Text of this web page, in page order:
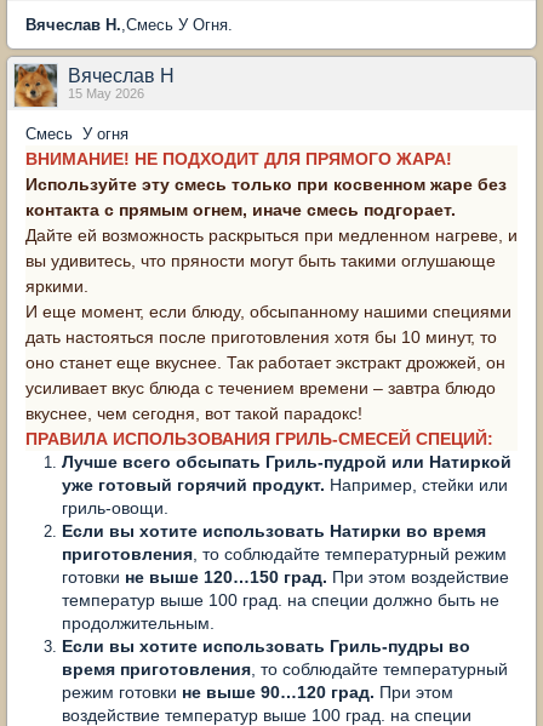
Вячеслав Н. ,Смесь У Огня.
Вячеслав Н
15 May 2026
Смесь У огня
ВНИМАНИЕ! НЕ ПОДХОДИТ ДЛЯ ПРЯМОГО ЖАРА!
Используйте эту смесь только при косвенном жаре без
контакта с прямым огнем, иначе смесь подгорает.
Дайте ей возможность раскрыться при медленном нагреве, и
вы удивитесь, что пряности могут быть такими оглушающе
яркими.
И еще момент, если блюду, обсыпанному нашими специями
дать настояться после приготовления хотя бы 10 минут, то
оно станет еще вкуснее. Так работает экстракт дрожжей, он
усиливает вкус блюда с течением времени – завтра блюдо
вкуснее, чем сегодня, вот такой парадокс!
ПРАВИЛА ИСПОЛЬЗОВАНИЯ ГРИЛЬ-СМЕСЕЙ СПЕЦИЙ:
Лучше всего обсыпать Гриль-пудрой или Натиркой
уже готовый горячий продукт. Например, стейки или
гриль-овощи.
Если вы хотите использовать Натирки во время
приготовления , то соблюдайте температурный режим
готовки не выше 120…150 град. При этом воздействие
температур выше 100 град. на специи должно быть не
продолжительным.
Если вы хотите использовать Гриль-пудры во
время приготовления , то соблюдайте температурный
режим готовки не выше 90…120 град. При этом
воздействие температур выше 100 град. на специи